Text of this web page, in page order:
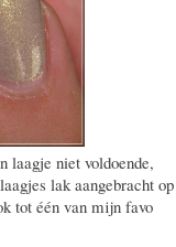
laagje niet voldoende,
lak aangebracht op
tot één van mijn favo